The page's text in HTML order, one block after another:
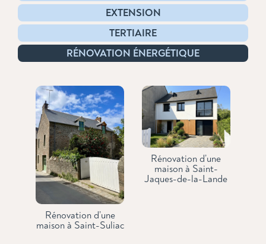
EXTENSION
TERTIAIRE
RÉNOVATION ÉNERGÉTIQUE
Rénovation d’une
maison à Saint-Suliac
Rénovation d’une
maison à Saint-
Jaques-de-la-Lande